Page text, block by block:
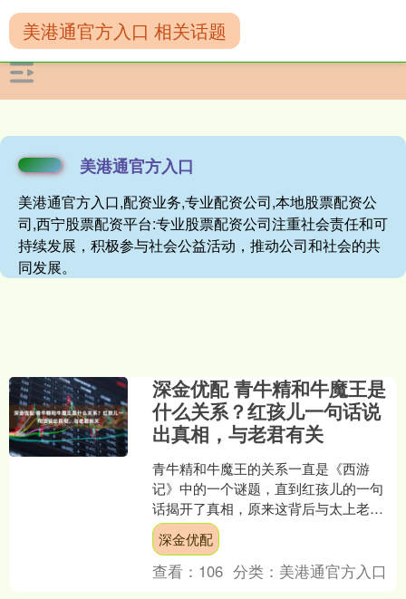
美港通官方入口
美港通官方入口,配资业务,专业配资公司,本地股票配资公
司,西宁股票配资平台:专业股票配资公司注重社会责任和可
持续发展，积极参与社会公益活动，推动公司和社会的共
同发展。
美港通官方入口 相关话题
深金优配 青牛精和牛魔王是
什么关系？红孩儿一句话说
出真相，与老君有关
青牛精和牛魔王的关系一直是《西游
记》中的一个谜题，直到红孩儿的一句
话揭开了真相，原来这背后与太上老君
有着密切的关联。 展开剩余59% 因此，
青牛精与牛魔王的关系....
深金优配
查看： 106 分类： 美港通官方入口